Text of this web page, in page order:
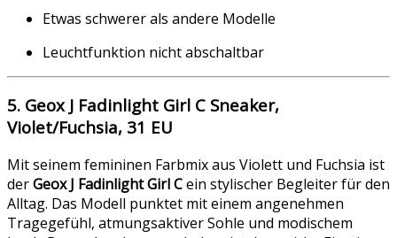
Etwas schwerer als andere Modelle
Leuchtfunktion nicht abschaltbar
5. Geox J Fadinlight Girl C Sneaker,
Violet/Fuchsia, 31 EU
Mit seinem femininen Farbmix aus Violett und Fuchsia ist
derGeox J Fadinlight Girl Cein stylischer Begleiter für den
Alltag. Das Modell punktet mit einem angenehmen
Tragegefühl, atmungsaktiver Sohle und modischem